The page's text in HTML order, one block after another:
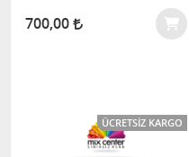
700,00
ÜCRETSIZ KARGO